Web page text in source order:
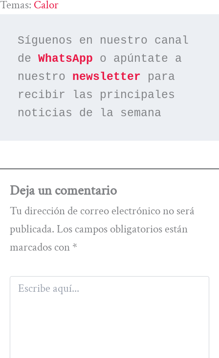
Temas: Calor
Síguenos en nuestro canal
de WhatsApp o apúntate a
nuestro newsletter para
recibir las principales
noticias de la semana
Deja un comentario
Tu dirección de correo electrónico no será
publicada. Los campos obligatorios están
marcados con *
Escribe
aquí...